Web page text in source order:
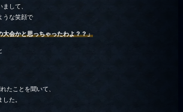
して、
うな笑顔で
大会かと思っちゃったわよ？？」
たことを聞いて、
た。